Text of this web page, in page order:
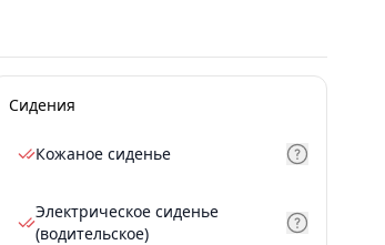
Сидения
Кожаное сиденье
Электрическое сиденье
(водительское)